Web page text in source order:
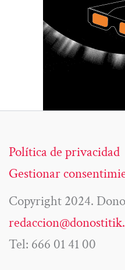
Política de privacidad
Gestionar
Copyright 2024.
Tel: 666 01 41 00